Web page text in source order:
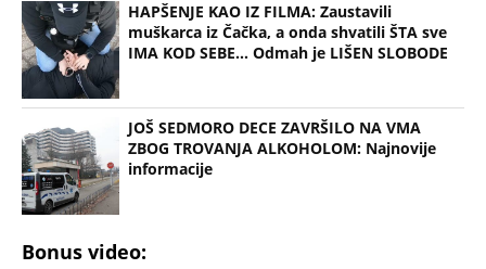
HAPŠENJE KAO IZ FILMA: Zaustavili
muškarca iz Čačka, a onda shvatili ŠTA sve
IMA KOD SEBE... Odmah je LIŠEN SLOBODE
JOŠ SEDMORO DECE ZAVRŠILO NA VMA
ZBOG TROVANJA ALKOHOLOM: Najnovije
informacije
Bonus video: